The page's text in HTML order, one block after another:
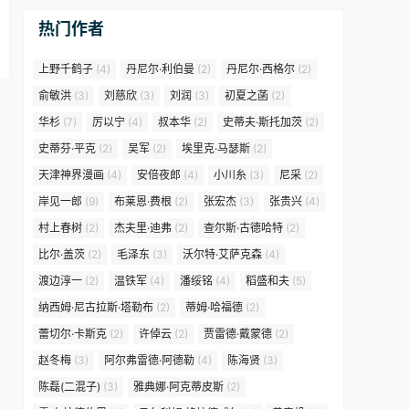
热门作者
上野千鹤子 (4) 丹尼尔·利伯曼 (2) 丹尼尔·西格尔 (2)
俞敏洪 (3) 刘慈欣 (3) 刘润 (3) 初夏之菡 (2)
华杉 (7) 厉以宁 (4) 叔本华 (2) 史蒂夫·斯托加茨 (2)
史蒂芬·平克 (2) 吴军 (2) 埃里克·马瑟斯 (2)
天津神界漫画 (4) 安倍夜郎 (4) 小川糸 (3) 尼采 (2)
岸见一郎 (9) 布莱恩·费根 (2) 张宏杰 (3) 张贵兴 (4)
村上春树 (2) 杰夫里·迪弗 (2) 查尔斯·古德哈特 (2)
比尔·盖茨 (2) 毛泽东 (3) 沃尔特·艾萨克森 (4)
渡边淳一 (2) 温铁军 (4) 潘绥铭 (4) 稻盛和夫 (5)
纳西姆·尼古拉斯·塔勒布 (2) 蒂姆·哈福德 (2)
蕾切尔·卡斯克 (2) 许倬云 (2) 贾雷德·戴蒙德 (2)
赵冬梅 (3) 阿尔弗雷德·阿德勒 (4) 陈海贤 (3)
陈磊(二混子) (3) 雅典娜·阿克蒂皮斯 (2)